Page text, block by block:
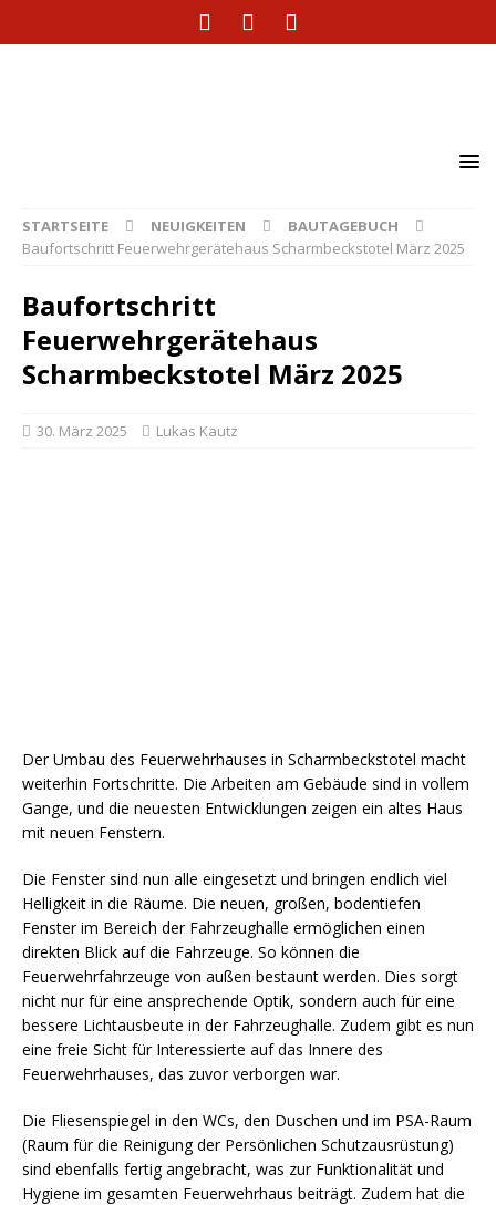
STARTSEITE NEUIGKEITEN
BAUTAGEBUCH
Baufortschritt Feuerwehrgerätehaus Scharmbeckstotel März 2025
Baufortschritt
Feuerwehrgerätehaus
Scharmbeckstotel März 2025
30. März 2025 Lukas Kautz
Der Umbau des Feuerwehrhauses in Scharmbeckstotel macht
weiterhin Fortschritte. Die Arbeiten am Gebäude sind in vollem
Gange, und die neuesten Entwicklungen zeigen ein altes Haus
mit neuen Fenstern.
Die Fenster sind nun alle eingesetzt und bringen endlich viel
Helligkeit in die Räume. Die neuen, großen, bodentiefen
Fenster im Bereich der Fahrzeughalle ermöglichen einen
direkten Blick auf die Fahrzeuge. So können die
Feuerwehrfahrzeuge von außen bestaunt werden. Dies sorgt
nicht nur für eine ansprechende Optik, sondern auch für eine
bessere Lichtausbeute in der Fahrzeughalle. Zudem gibt es nun
eine freie Sicht für Interessierte auf das Innere des
Feuerwehrhauses, das zuvor verborgen war.
Die Fliesenspiegel in den WCs, den Duschen und im PSA-Raum
(Raum für die Reinigung der Persönlichen Schutzausrüstung)
sind ebenfalls fertig angebracht, was zur Funktionalität und
Hygiene im gesamten Feuerwehrhaus beiträgt. Zudem hat die